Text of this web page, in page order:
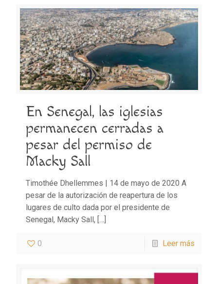
En Senegal, las iglesias
permanecen cerradas a
pesar del permiso de
Macky Sall
Timothée Dhellemmes | 14 de mayo de 2020 A
pesar de la autorización de reapertura de los
lugares de culto dada por el presidente de
Senegal, Macky Sall, […]
0 Leer más